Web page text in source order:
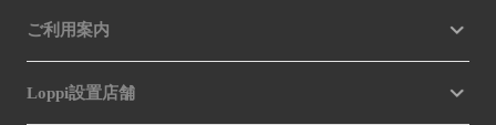
ご利用案内
Loppi設置店舗